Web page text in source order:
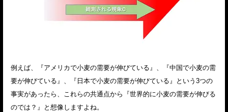
例えば、『アメリカで小麦の需要が伸びている』、『中国で小麦の需
要が伸びている』、『日本で小麦の需要が伸びている』という3つの
事実があったら、これらの共通点から『世界的に小麦の需要が伸びる
のでは？』と想像しますよね。